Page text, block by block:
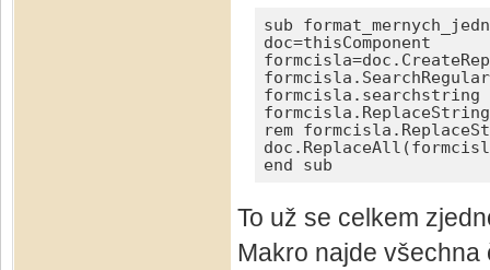
sub
doc=thisComponent
rem
end sub
To už se celkem
Makro najde